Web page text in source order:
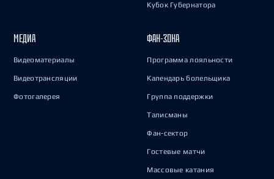
Кубок Губернатора
МЕДИА
Видеоматериалы
Видеотрансляции
Фотогалерея
ФАН-ЗОНА
Программа лояльности
Календарь болельщика
Группа поддержки
Талисманы
Фан-сектор
Гостевые матчи
Массовые катания